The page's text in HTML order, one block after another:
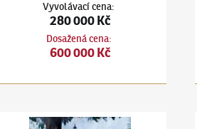
Vyvolávací cena:
280 000 Kč
Dosažená cena:
600 000 Kč
Kars(1880–1945)Náměstíčko s věží